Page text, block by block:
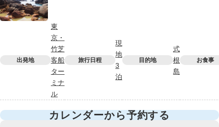
出発地
東
京・
竹芝
客船
ター
ミナ
ル
旅行日程
現
地
3
泊
目的地
式
根
島
お食事
カレンダーから予約する